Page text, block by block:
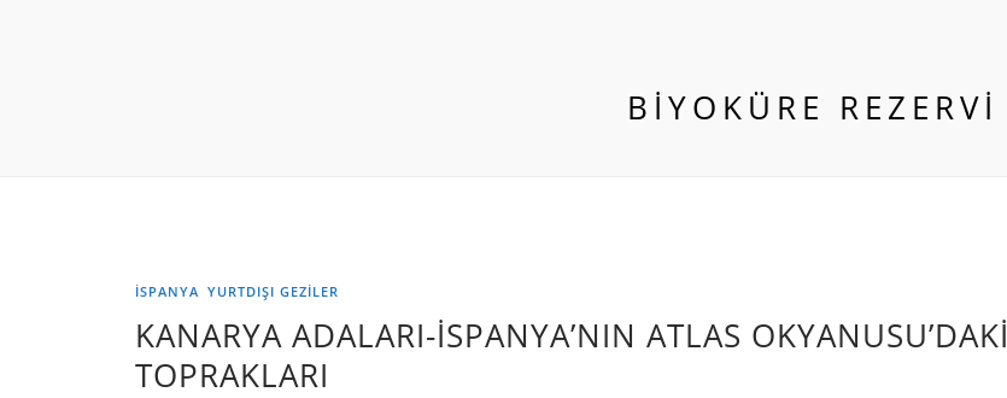
BIYOKÜRE REZERVI
İSPANYA YURTDIŞI GEZILER
KANARYA ADALARI-İSPANYA’NIN ATLAS OKYANUSU’DAKİ
TOPRAKLARI